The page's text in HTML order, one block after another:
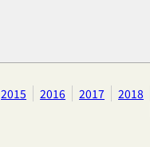
2015 2016 2017 2018